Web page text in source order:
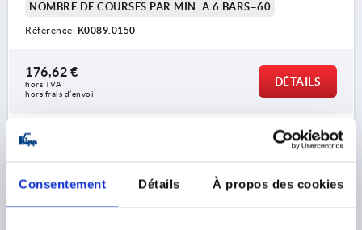
Consentement Détails À propos des cookies
NOMBRE DE COURSES PAR MIN. À 6 BARS=60
Référence: K0089.0150
176,62 €
hors TVA
hors frais d’envoi
DÉTAILS
K0089